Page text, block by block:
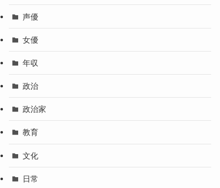
声優
女優
年収
政治
政治家
教育
文化
日常